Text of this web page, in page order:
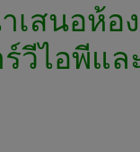
เสนอห้อ
วีไอพีแ